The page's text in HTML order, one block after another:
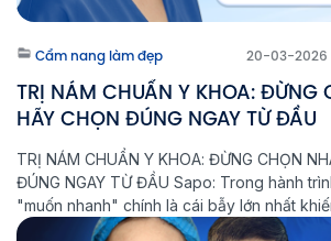
Cẩm nang làm đẹp 20-03-2026
TRỊ NÁM CHUẨN Y KHOA: ĐỪNG
HÃY CHỌN ĐÚNG NGAY TỪ ĐẦU
TRỊ NÁM CHUẨN Y KHOA: ĐỪNG CHỌN
ĐÚNG NGAY TỪ ĐẦU Sapo: Trong hành
"muốn nhanh" chính là cái bẫy lớn nhất
vào vòng lặp: Điều trị - Tái phát - Nặng hơn.